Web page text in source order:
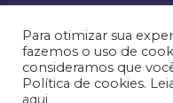
Para otimizar sua
fazemos o uso de
consideramos que
Política de cookies.
aqui